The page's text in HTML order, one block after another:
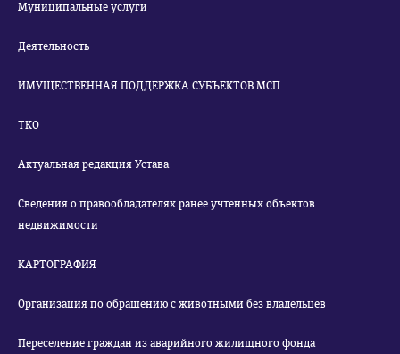
Муниципальные услуги
Деятельность
ИМУЩЕСТВЕННАЯ ПОДДЕРЖКА СУБЪЕКТОВ МСП
ТКО
Актуальная редакция Устава
Сведения о правообладателях ранее учтенных объектов
недвижимости
КАРТОГРАФИЯ
Организация по обращению с животными без владельцев
Переселение граждан из аварийного жилищного фонда